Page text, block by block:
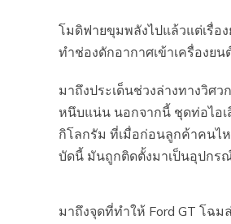
โมดิฟายขุมพลังไปแล้วแต่เรื่อ
ทำช่องดักอากาศเข้าเครื่องย
มาถึงประเด็นช่วงล่างทางวิศ
หนึบแน่น นอกจากนี้ ชุดท่อไอเ
กิโลกรัม ที่เมื่อก่อนลูกค้าคนไห
บัดนี้ มันถูกติดตั้งมาเป็นอุปกร
มาถึงจุดที่ทำให้ Ford GT โฉ